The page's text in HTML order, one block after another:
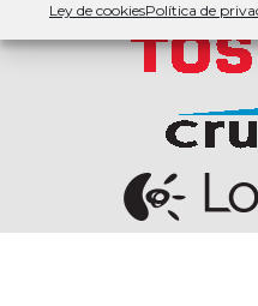
Ley de cookiesPolítica de